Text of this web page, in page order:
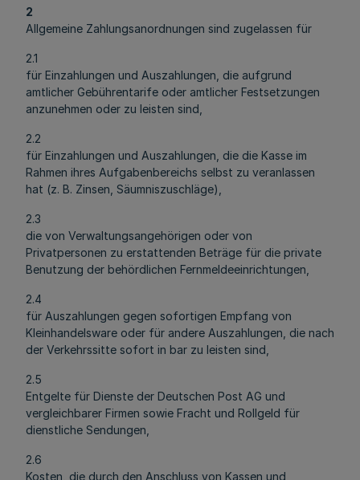
2
Allgemeine Zahlungsanordnungen sind zugelassen für
2.1
für Einzahlungen und Auszahlungen, die aufgrund
amtlicher Gebührentarife oder amtlicher Festsetzungen
anzunehmen oder zu leisten sind,
2.2
für Einzahlungen und Auszahlungen, die die Kasse im
Rahmen ihres Aufgabenbereichs selbst zu veranlassen
hat (z. B. Zinsen, Säumniszuschläge),
2.3
die von Verwaltungsangehörigen oder von
Privatpersonen zu erstattenden Beträge für die private
Benutzung der behördlichen Fernmeldeeinrichtungen,
2.4
für Auszahlungen gegen sofortigen Empfang von
Kleinhandelsware oder für andere Auszahlungen, die nach
der Verkehrssitte sofort in bar zu leisten sind,
2.5
Entgelte für Dienste der Deutschen Post AG und
vergleichbarer Firmen sowie Fracht und Rollgeld für
dienstliche Sendungen,
2.6
Kosten, die durch den Anschluss von Kassen und